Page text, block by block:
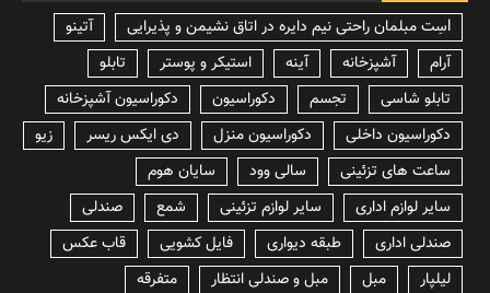
lسِت مبلمان راحتی نیم دایره در اتاق نشیمن و پذیرایی
آتینو
آرام
آشپزخانه آینه استیکر و پوستر
تابلو
تابلو شاسی
تجسم دکوراسیون
دکوراسیون آشپزخانه
دکوراسیون داخلی
دکوراسیون منزل دی ایکس ریسر
زیو
ساعت های تزئینی
سالی وود
سایان هوم
سایر لوازم اداری
سایر لوازم تزئینی شمع
صندلی
صندلی اداری
طبقه دیواری فایل کشویی
قاب عکس
لیلپار
مبل مبل و صندلی انتظار
متفرقه